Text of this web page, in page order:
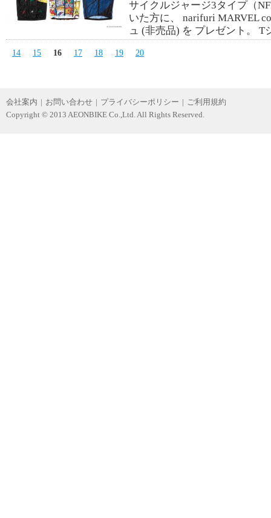
サイクルジャージ3タイプ（
いた方に、 narifuri MARVEL
ュ (非売品) を プレゼント。
14 15 16 17 18 19 20
会社案内 | お問い合わせ | プライバシーポリシー | ご利用規約
Copyright © 2013 AEONBIKE Co.,Ltd. All Rights Reserved.